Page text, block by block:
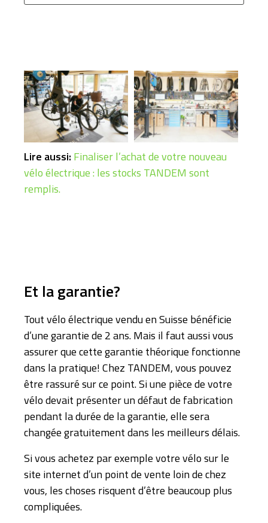
Lire aussi: Finaliser l’achat de votre nouveau
vélo électrique : les stocks TANDEM sont
remplis.
Et la garantie?
Tout vélo électrique vendu en Suisse bénéficie
d’une garantie de 2 ans. Mais il faut aussi vous
assurer que cette garantie théorique fonctionne
dans la pratique! Chez TANDEM, vous pouvez
être rassuré sur ce point. Si une pièce de votre
vélo devait présenter un défaut de fabrication
pendant la durée de la garantie, elle sera
changée gratuitement dans les meilleurs délais.
Si vous achetez par exemple votre vélo sur le
site internet d’un point de vente loin de chez
vous, les choses risquent d’être beaucoup plus
compliquées.